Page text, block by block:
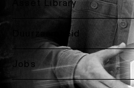
Asset Library
Duurzaamheid
Jobs